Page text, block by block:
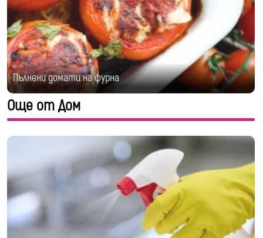
Пълнени домати на фурна
Още от Дом